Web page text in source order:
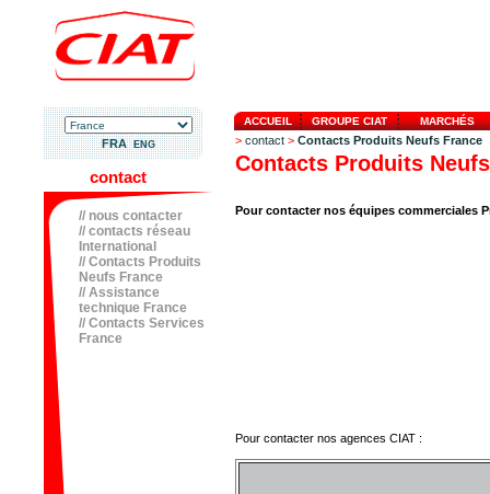
FRAENG
contact
// nous contacter
// contacts réseau
International
// Contacts Produits
Neufs France
// Assistance
technique France
// Contacts Services
France
ACCUEIL GROUPE CIAT MARCHÉS
> contact > Contacts Produits Neufs France
Contacts Produits
Pour contacter nos équipes commerciales
Pour contacter nos agences CIAT :